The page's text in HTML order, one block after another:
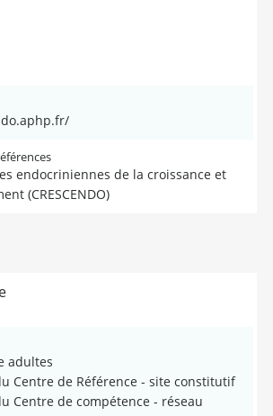
endocriniennes de la croissance et
(CRESCENDO)
adultes
Centre de Référence - site constitutif
Centre de compétence - réseau